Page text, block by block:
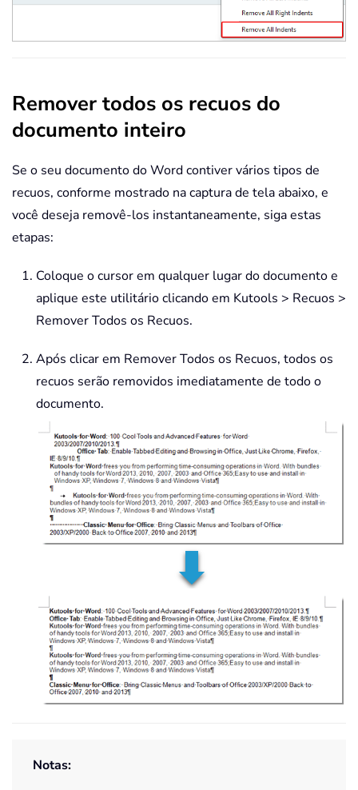
Remover todos os recuos do
documento inteiro
Se o seu documento do Word contiver vários tipos de
recuos, conforme mostrado na captura de tela abaixo, e
você deseja removê-los instantaneamente, siga estas
etapas:
Coloque o cursor em qualquer lugar do documento e
aplique este utilitário clicando em Kutools > Recuos >
Remover Todos os Recuos.
Após clicar em Remover Todos os Recuos, todos os
recuos serão removidos imediatamente de todo o
documento.
Notas: